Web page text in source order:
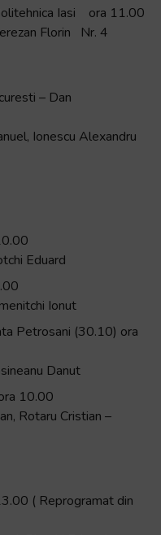
Iasi ora 11.00
Florin Nr. 4
– Dan
Ionescu Alexandru
Eduard
Ionut
Petrosani (30.10) ora
Danut
10.00
Rotaru Cristian –
( Reprogramat din